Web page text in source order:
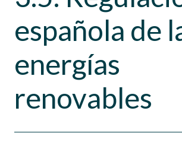
española de
energías
renovables